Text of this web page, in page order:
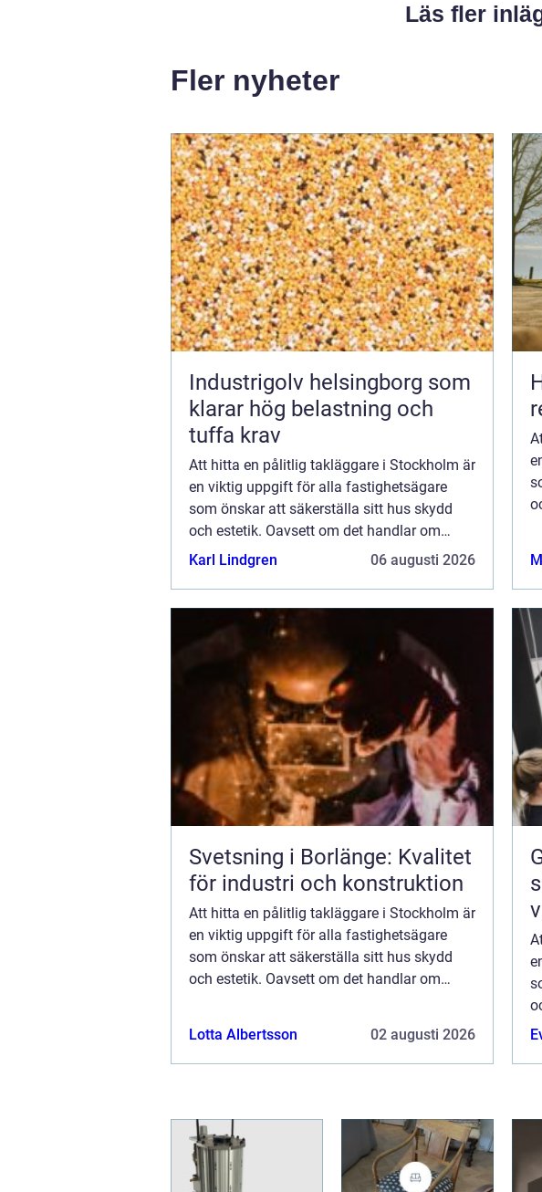
Läs fler
Fler nyheter
Industrigolv helsingborg som
klarar hög belastning och
tuffa krav
Att hitta en pålitlig takläggare i Stockholm är
en viktig uppgift för alla fastighetsägare
som önskar att säkerställa sitt hus skydd
och estetik. Oavsett om det handlar om
nybyggnation, renovering eller repara...
Karl Lindgren 06 augusti 2026
Svetsning i Borlänge: Kvalitet
för industri och konstruktion
Att hitta en pålitlig takläggare i Stockholm är
en viktig uppgift för alla fastighetsägare
som önskar att säkerställa sitt hus skydd
och estetik. Oavsett om det handlar om
Lotta Albertsson
02 augusti 2026